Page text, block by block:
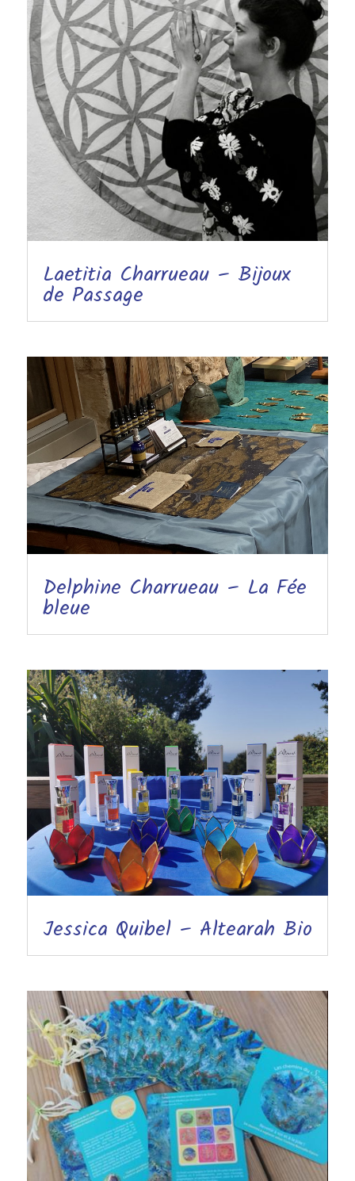
Laetitia Charrueau – Bijoux
de Passage
Delphine Charrueau – La Fée
bleue
Jessica Quibel – Altearah Bio